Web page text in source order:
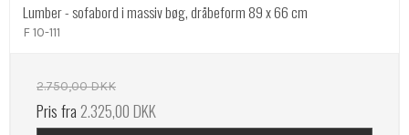
Lumber - sofabord i massiv bøg, dråbeform 89 x 66 cm
F 10-111
2.750,00 DKK
Pris fra2.325,00 DKK